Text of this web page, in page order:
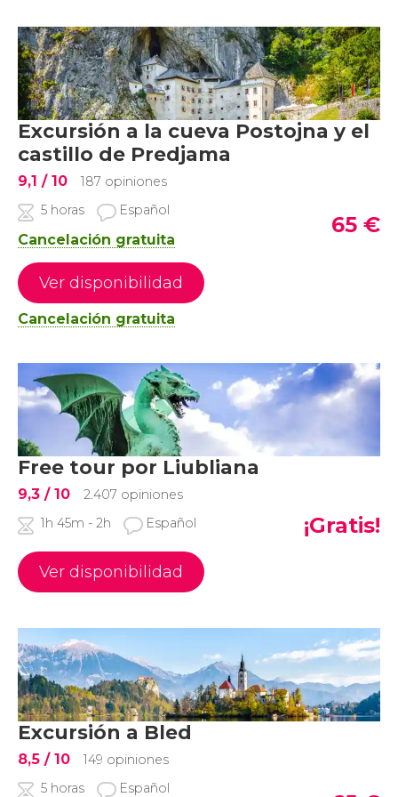
Excursión a la cueva Postojna y el
castillo de Predjama
9,1 / 10
187 opiniones
5 horas
Español
Cancelación gratuita
65 €
Ver disponibilidad
Cancelación gratuita
Free tour por Liubliana
9,3 / 10
2.407 opiniones
1h 45m - 2h
Español ¡Gratis!
Ver disponibilidad
Excursión a Bled
8,5 / 10
149 opiniones
5 horas
Español